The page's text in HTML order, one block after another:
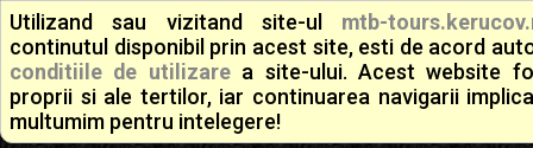
Utilizand sau vizitand site-ul mtb-
continutul disponibil prin acest site, esti de acord
conditiile de utilizarea site-ului. Acest website
proprii si ale tertilor, iar continuarea navigarii
multumim pentru intelegere!